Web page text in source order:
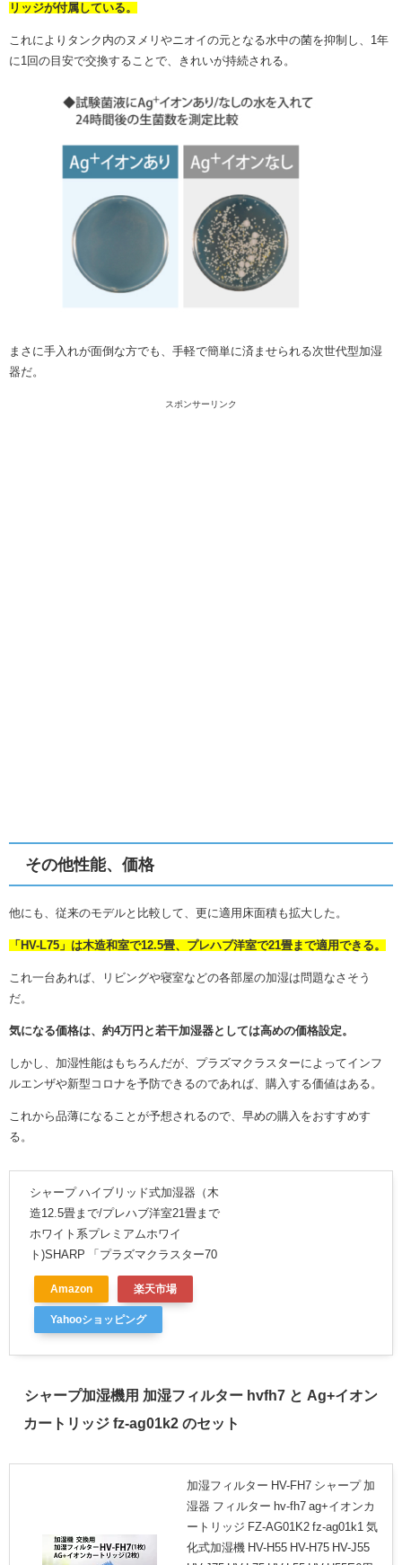
リッジが付属している。
これによりタンク内のヌメリやニオイの元となる水中の菌を抑制し、1年
に1回の目安で交換することで、きれいが持続される。
まさに手入れが面倒な方でも、手軽で簡単に済ませられる次世代型加湿
器だ。
スポンサーリンク
その他性能、価格
他にも、従来のモデルと比較して、更に適用床面積も拡大した。
「HV-L75」は木造和室で12.5畳、プレハブ洋室で21畳まで適用できる。
これ一台あれば、リビングや寝室などの各部屋の加湿は問題なさそう
だ。
気になる価格は、約4万円と若干加湿器としては高めの価格設定。
しかし、加湿性能はもちろんだが、プラズマクラスターによってインフ
ルエンザや新型コロナを予防できるのであれば、購入する価値はある。
これから品薄になることが予想されるので、早めの購入をおすすめす
る。
シャープ ハイブリッド式加湿器（木
造12.5畳まで/プレハブ洋室21畳まで
ホワイト系プレミアムホワイ
ト)SHARP 「プラズマクラスター70
Amazon 楽天市場
Yahooショッピング
シャープ加湿機用 加湿フィルター hvfh7 と Ag+イオン
カートリッジ fz-ag01k2 のセット
加湿フィルター HV-FH7 シャープ 加
湿器 フィルター hv-fh7 ag+イオンカ
ートリッジ FZ-AG01K2 fz-ag01k1 気
化式加湿機 HV-H55 HV-H75 HV-J55